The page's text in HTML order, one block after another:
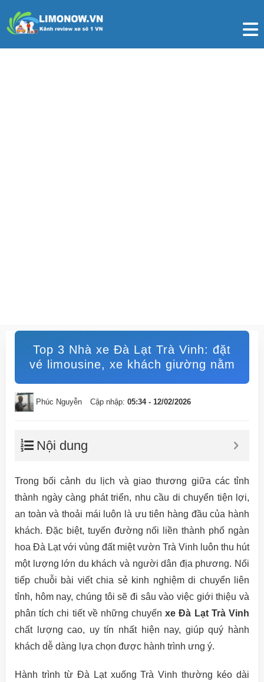
Top 3 Nhà xe Đà Lạt Trà Vinh: đặt
vé limousine, xe khách giường nằm
Phúc Nguyễn Cập nhập: 05:34 - 12/02/2026
Nội dung
Trong bối cảnh du lịch và giao thương giữa các tỉnh
thành ngày càng phát triển, nhu cầu di chuyển tiện lợi,
an toàn và thoải mái luôn là ưu tiên hàng đầu của hành
khách. Đặc biệt, tuyến đường nối liền thành phố ngàn
hoa Đà Lạt với vùng đất miệt vườn Trà Vinh luôn thu hút
một lượng lớn du khách và người dân địa phương. Nối
tiếp chuỗi bài viết chia sẻ kinh nghiệm di chuyển liên
tỉnh, hôm nay, chúng tôi sẽ đi sâu vào việc giới thiệu và
phân tích chi tiết về những chuyếnxe Đà Lạt Trà Vinh
chất lượng cao, uy tín nhất hiện nay, giúp quý hành
khách dễ dàng lựa chọn được hành trình ưng ý.
Hành trình từ Đà Lạt xuống Trà Vinh thường kéo dài